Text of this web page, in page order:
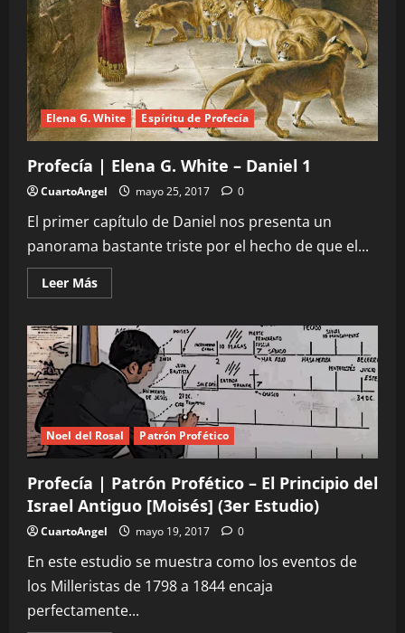
del
Israel
Antiguo
[Cristo]
(4to
Estudio)
Elena G. White Espíritu de Profecía
Profecía | Elena G. White – Daniel 1
CuartoAngel mayo 25, 2017 0
El primer capítulo de Daniel nos presenta un
panorama bastante triste por el hecho de que el...
Leer MásLeer
más
Profecía
|
Elena
G.
White
Daniel
1
Noel del Rosal Patrón Profético
Profecía | Patrón Profético – El Principio del
Israel Antiguo [Moisés] (3er Estudio)
CuartoAngel mayo 19, 2017 0
En este estudio se muestra como los eventos de
los Milleristas de 1798 a 1844 encaja
perfectamente...